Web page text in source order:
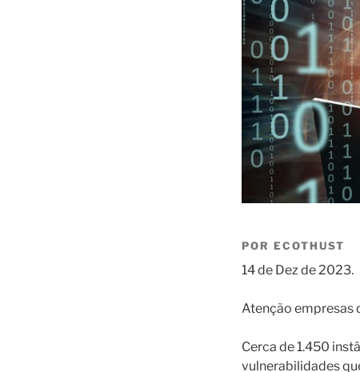
POR ECOTHUST
14 de Dez de 2023.
Atenção empresas
Cerca de 1.450
vulnerabilidades